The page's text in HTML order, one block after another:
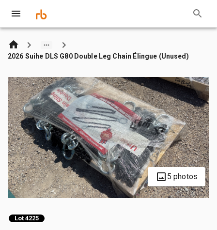
2026 Suihe DLS G80 Double Leg Chain Élingue (Unused)
5 photos
Lot 4225